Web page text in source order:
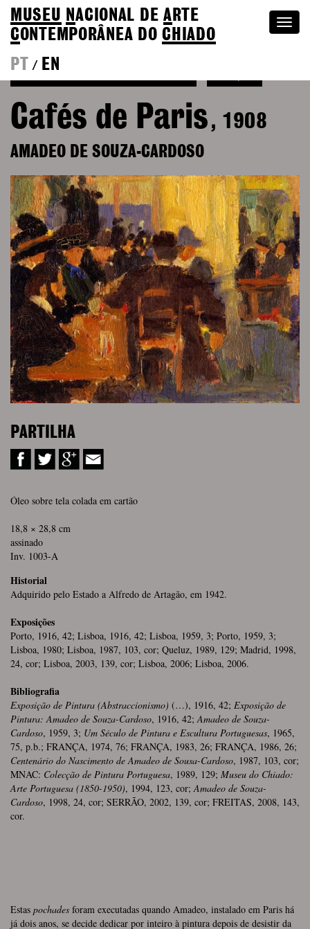
MUSEU NACIONAL DEA RTE
CONTEMPORÂNEA DOCHIADO
PT
/ EN
Cafés de Paris , 1908
AMADEO DE SOUZA-CARDOSO
PARTILHA
Óleo sobre tela colada em cartão
18,8 × 28,8 cm
assinado
Inv. 1003-A
Historial
Adquirido pelo Estado a Alfredo de Artagão, em 1942.
Exposições
Porto, 1916, 42; Lisboa, 1916, 42; Lisboa, 1959, 3; Porto, 1959, 3;
Lisboa, 1980; Lisboa, 1987, 103, cor; Queluz, 1989, 129; Madrid, 1998,
24, cor; Lisboa, 2003, 139, cor; Lisboa, 2006; Lisboa, 2006.
Bibliografia
Exposição de Pintura (Abstraccionismo) (…), 1916, 42; Exposição de
Pintura: Amadeo de Souza-Cardoso, 1916, 42;Amadeo de Souza-
Cardoso, 1959, 3; Um Século de Pintura e Escultura Portuguesas, 1965,
75, p.b.; FRANÇA, 1974, 76; FRANÇA, 1983, 26; FRANÇA, 1986, 26;
Centenário do Nascimento de Amadeo de Sousa-Cardoso, 1987, 103, cor;
MNAC: Colecção de Pintura Portuguesa, 1989, 129; Museu do Chiado:
Arte Portuguesa (1850-1950), 1994, 123, cor;Amadeo de Souza-
Cardoso, 1998, 24, cor; SERRÃO, 2002, 139, cor; FREITAS, 2008, 143,
cor.
Estas pochades foram executadas quando Amadeo, instalado em Paris há
já dois anos, se decide dedicar por inteiro à pintura depois de desistir da